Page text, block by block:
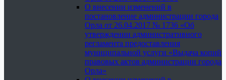
О внесении изменений в
постановление администрации города
Орла от 26.04.2017 № 1736 «Об
утверждении административного
регламента предоставления
муниципальной услуги «Выдача копий
правовых актов администрации города
Орла»